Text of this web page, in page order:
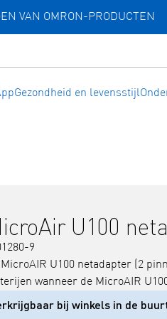
VAN OMRON-PRODUCTEN
Gezondheid en levensstijl
U100
9
MicroAIR U100 netadapter (2
wanneer de MicroAIR
bij winkels in de